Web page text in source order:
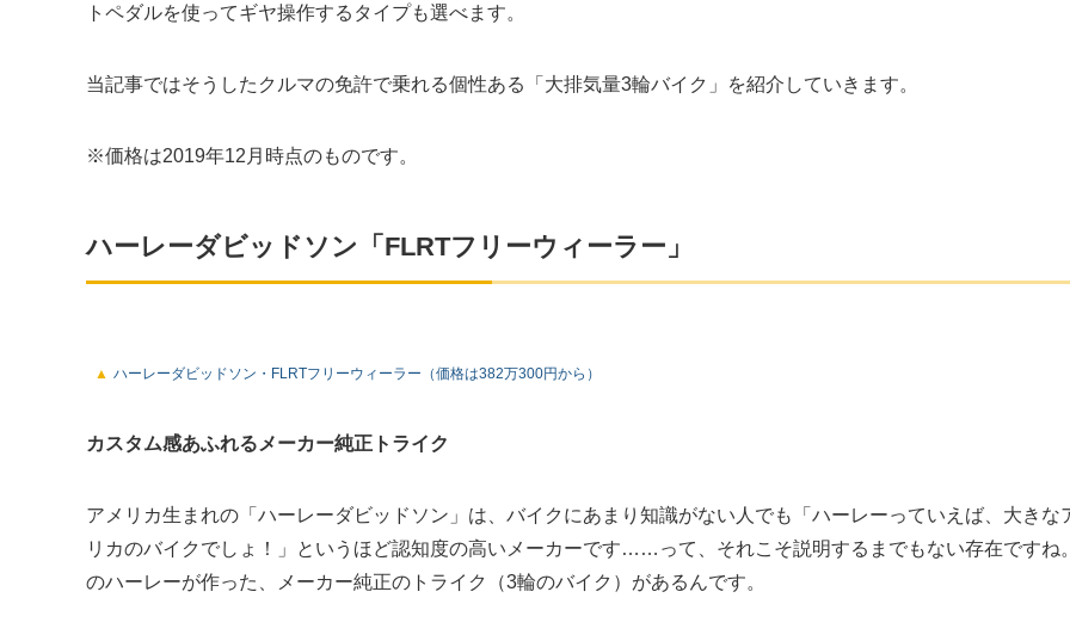
トペダルを使ってギヤ操作するタイプも選べます。
当記事ではそうしたクルマの免許で乗れる個性ある「大排気量3輪バイク」を紹介していきます。
※価格は2019年12月時点のものです。
ハーレーダビッドソン「FLRTフリーウィーラー」
ハーレーダビッドソン・FLRTフリーウィーラー（価格は382万300円から）
カスタム感あふれるメーカー純正トライク
アメリカ生まれの「ハーレーダビッドソン」は、バイクにあまり知識がない人でも「ハーレーっていえば、大きな
リカのバイクでしょ！」というほど認知度の高いメーカーです……って、それこそ説明するまでもない存在ですね
のハーレーが作った、メーカー純正のトライク（3輪のバイク）があるんです。